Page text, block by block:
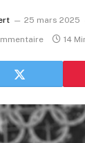
25 mars 2025
14